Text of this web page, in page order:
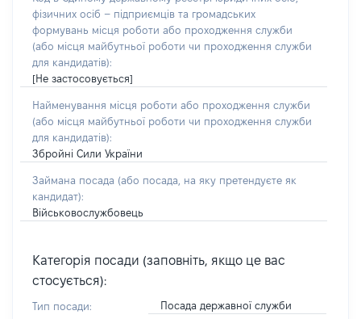
фізичних осіб – підприємців та громадських
формувань місця роботи або проходження служби
(або місця майбутньої роботи чи проходження служби
для кандидатів):
[Не застосовується]
Найменування місця роботи або проходження служби
(або місця майбутньої роботи чи проходження служби
для кандидатів):
Збройні Сили України
Займана посада (або посада, на яку претендуєте як
кандидат):
Військовослужбовець
Категорія посади (заповніть, якщо це вас
стосується):
Тип посади: Посада державної служби